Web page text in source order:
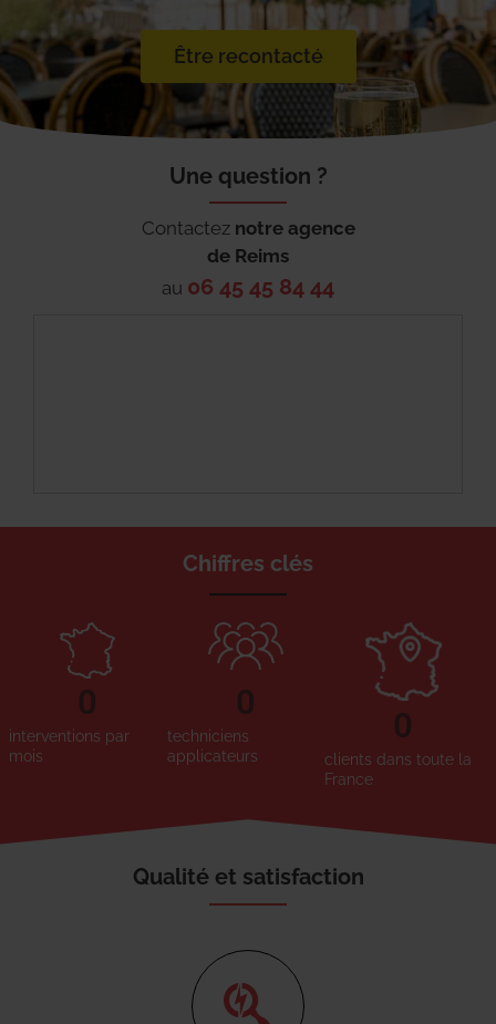
Être recontacté
Une question ?
Contactez notre agence
de Reims
au 06 45 45 84 44
Chiffres clés
interventions par
mois
0
techniciens
applicateurs
0
clients dans toute la
France
0
Qualité et satisfaction